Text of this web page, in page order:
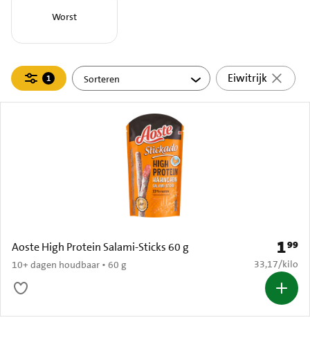
Worst
Filteren
1
actief
Eiwitrijk
Aoste High Protein Salami-Sticks 60 g
10+ dagen houdbaar • 60 g
Prijs:
199
€ 33,17 per
33,17/kilo